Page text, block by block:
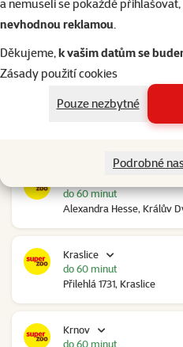
a nemuseli se pokaždé
nevhodnou reklamou.
Děkujeme,k vašim datům se
Zásady použití cookies
Pouze nezbytné
Podrobné
Kolín Ovčáry
Ovčáry 304, Ovčáry
Kozomín
Alexandra Hesse, Králův
do 60 minut
Kraslice
Přilehlá 1731, Kraslice
do 60 minut
Krnov
do 60 minut